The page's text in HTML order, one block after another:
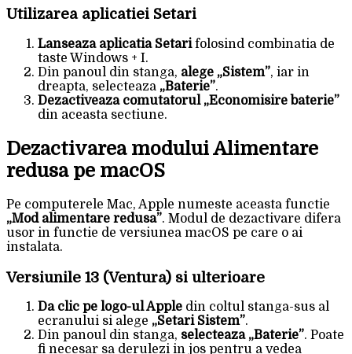
Utilizarea aplicatiei Setari
Lanseaza aplicatia Setarifolosind combinatia de
taste Windows + I.
Din panoul din stanga, alege „Sistem”, iar in
dreapta, selecteaza „Baterie”.
Dezactiveaza comutatorul „Economisire baterie”
din aceasta sectiune.
Dezactivarea modului Alimentare
redusa pe macOS
Pe computerele Mac, Apple numeste aceasta functie
„Mod alimentare redusa”. Modul de dezactivare difera
usor in functie de versiunea macOS pe care o ai
instalata.
Versiunile 13 (Ventura) si ulterioare
Da clic pe logo-ul Apple din coltul stanga-sus al
ecranului si alege „Setari Sistem”.
Din panoul din stanga, selecteaza „Baterie”. Poate
fi necesar sa derulezi in jos pentru a vedea